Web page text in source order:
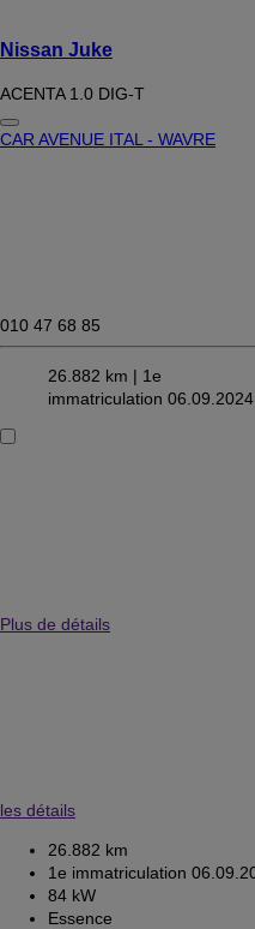
Nissan Juke
ACENTA 1.0 DIG-T
CAR AVENUE ITAL - WAVRE
010 47 68 85
26.882 km | 1e
immatriculation
Plus de détails
les détails
26.882 km
1e immatriculation
84 kW
Essence